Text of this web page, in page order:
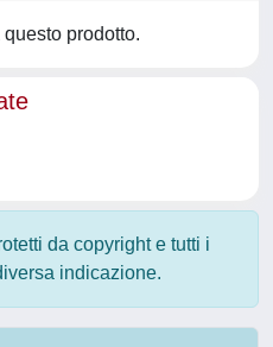
prodotto.
da copyright e tutti i
indicazione.